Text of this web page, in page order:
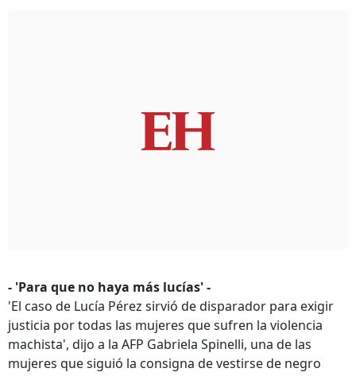
- 'Para que no haya más lucías' -
'El caso de Lucía Pérez sirvió de disparador para exigir
justicia por todas las mujeres que sufren la violencia
machista', dijo a la AFP Gabriela Spinelli, una de las
mujeres que siguió la consigna de vestirse de negro